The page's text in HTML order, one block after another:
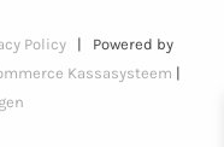
Policy| Powered by
Kassasysteem |